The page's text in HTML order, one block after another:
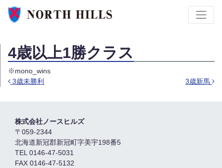
4歳以上1勝クラス
※mono_wins
3歳未勝利 3歳新馬
株式会社ノースヒルズ
〒059-2344
北海道新冠郡新冠町字美宇198番5
TEL 0146-47-5031
FAX 0146-47-5132